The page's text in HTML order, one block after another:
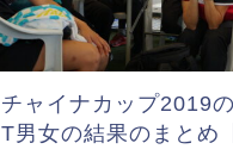
チャイナカップ2019
T男女の結果のまとめ